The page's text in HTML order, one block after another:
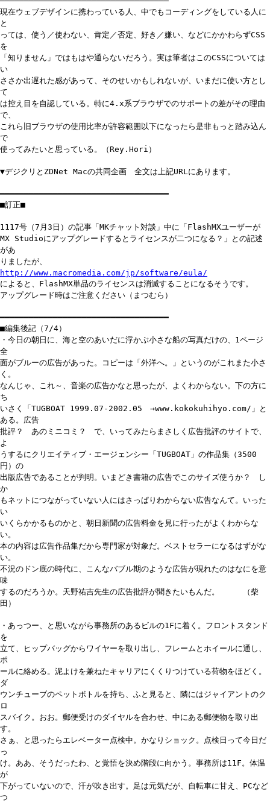
現在ウェブデザインに携わっている人、中でもコーディングをしている人に
と
っては、使う／使わない、肯定／否定、好き／嫌い、などにかかわらずCSS
を
「知りません」ではもはや通らないだろう。実は筆者はこのCSSについては
い
ささか出遅れた感があって、そのせいかもしれないが、いまだに使い方とし
て
は控え目を自認している。特に4.x系ブラウザでのサポートの差がその理由
で、
これら旧ブラウザの使用比率が許容範囲以下になったら是非もっと踏み込ん
で
使ってみたいと思っている。（Rey.Hori）
▼デジクリとZDNet Macの共同企画 全文は上記URLにあります。
━━━━━━━━━━━━━━━━━━━━━━━━━━━━━━━━━━━
■訂正■
1117号（7月3日）の記事「MKチャット対談」中に「FlashMXユーザーが
MX Studioにアップグレードするとライセンスが二つになる？」との記述
があ
りましたが、
http://www.macromedia.com/jp/software/eula/
によると、FlashMX単品のライセンスは消滅することになるそうです。
アップグレード時はご注意ください（まつむら）
━━━━━━━━━━━━━━━━━━━━━━━━━━━━━━━━━━━
■編集後記（7/4）
・今日の朝日に、海と空のあいだに浮かぶ小さな船の写真だけの、1ページ
全
面がブルーの広告があった。コピーは「外洋へ。」というのがこれまた小さ
く。
なんじゃ、これ～、音楽の広告かなと思ったが、よくわからない。下の方に
ち
いさく「TUGBOAT 1999.07-2002.05 →www.kokokuhihyo.com/」と
ある。広告
批評？ あのミニコミ？ で、いってみたらまさしく広告批評のサイトで、
よ
うするにクリエイティブ・エージェンシー「TUGBOAT」の作品集（3500
円）の
出版広告であることが判明。いまどき書籍の広告でこのサイズ使うか？ し
か
もネットにつながっていない人にはさっぱりわからない広告なんて。いった
い
いくらかかるものかと、朝日新聞の広告料金を見に行ったがよくわからな
い。
本の内容は広告作品集だから専門家が対象だ。ベストセラーになるはずがな
い。
不況のドン底の時代に、こんなバブル期のような広告が現れたのはなにを意
味
するのだろうか。天野祐吉先生の広告批評が聞きたいもんだ。 （柴
田）
・あっつー、と思いながら事務所のあるビルの1Fに着く。フロントスタンド
を
立て、ヒップバッグからワイヤーを取り出し、フレームとホイールに通し、
ポ
ールに絡める。泥よけを兼ねたキャリアにくくりつけている荷物をほどく。
ダ
ウンチューブのペットボトルを持ち、ふと見ると、隣にはジャイアントのク
ロ
スバイク。おお。郵便受けのダイヤルを合わせ、中にある郵便物を取り出
す。
さぁ、と思ったらエレベーター点検中。かなりショック。点検日って今日だ
っ
け。ああ、そうだったわ、と覚悟を決め階段に向かう。事務所は11F。体温
が
下がっていないので、汗が吹き出す。足は元気だが、自転車に甘え、PCなど
つ